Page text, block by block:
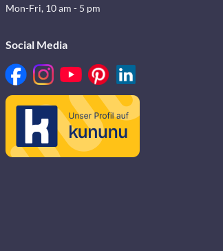
Mon-Fri, 10 am - 5 pm
Social Media